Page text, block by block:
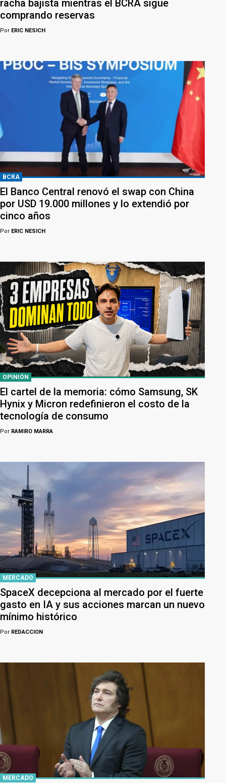
racha bajista mientras el BCRA sigue
comprando reservas
Por ERIC NESICH
BCRA
El Banco Central renovó el swap con China
por USD 19.000 millones y lo extendió por
cinco años
Por ERIC NESICH
OPINIÓN
El cartel de la memoria: cómo Samsung, SK
Hynix y Micron redefinieron el costo de la
tecnología de consumo
Por RAMIRO MARRA
MERCADO
SpaceX decepciona al mercado por el fuerte
gasto en IA y sus acciones marcan un nuevo
mínimo histórico
Por REDACCION
MERCADO